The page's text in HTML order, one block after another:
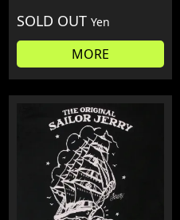
SOLD OUT Yen
MORE